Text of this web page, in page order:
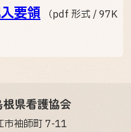
要領 （pdf 形式 / 97K
袖師町 7-11